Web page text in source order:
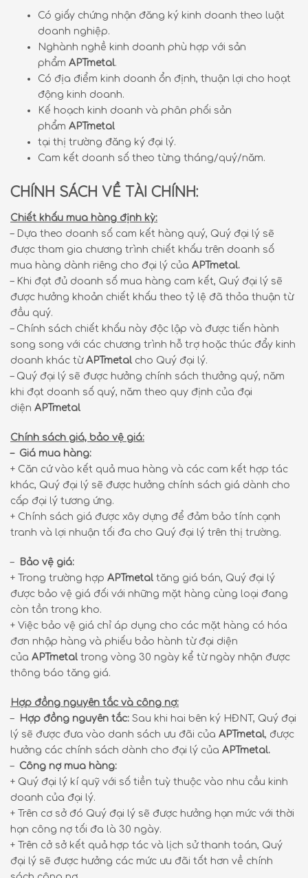
Có giấy chứng nhận đăng ký kinh doanh theo luật
doanh nghiệp.
Nghành nghề kinh doanh phù hợp với sản
phẩm APTmetal.
Có địa điểm kinh doanh ổn định, thuận lợi cho hoạt
động kinh doanh.
Kế hoạch kinh doanh và phân phối sản
phẩm APTmetal
tại thị trường đăng ký đại lý.
Cam kết doanh số theo từng tháng/quý/năm.
CHÍNH SÁCH VỀ TÀI CHÍNH:
Chiết khấu mua hàng định kỳ:
– Dựa theo doanh số cam kết hàng quý, Quý đại lý sẽ
được tham gia chương trình chiết khấu trên doanh số
mua hàng dành riêng cho đại lý của APTmetal.
– Khi đạt đủ doanh số mua hàng cam kết, Quý đại lý sẽ
được hưởng khoản chiết khấu theo tỷ lệ đã thỏa thuận từ
đầu quý.
– Chính sách chiết khấu này độc lập và được tiến hành
song song với các chương trình hỗ trợ hoặc thúc đẩy kinh
doanh khác từ APTmetal cho Quý đại lý.
– Quý đại lý sẽ được hưởng chính sách thưởng quý, năm
khi đạt doanh số quý, năm theo quy định của đại
diện APTmetal
Chính sách giá, bảo vệ giá:
– Giá mua hàng:
+ Căn cứ vào kết quả mua hàng và các cam kết hợp tác
khác, Quý đại lý sẽ được hưởng chính sách giá dành cho
cấp đại lý tương ứng.
+ Chính sách giá được xây dựng để đảm bảo tính cạnh
tranh và lợi nhuận tối đa cho Quý đại lý trên thị trường.
–
Bảo vệ giá:
+ Trong trường hợp APTmetal tăng giá bán, Quý đại lý
được bảo vệ giá đối với những mặt hàng cùng loại đang
còn tồn trong kho.
+ Việc bảo vệ giá chỉ áp dụng cho các mặt hàng có hóa
đơn nhập hàng và phiếu bảo hành từ đại diện
của APTmetal trong vòng 30 ngày kể từ ngày nhận được
thông báo tăng giá.
Hợp đồng nguyên tắc và công nợ:
–
Hợp đồng nguyên tắc: Sau khi hai bên ký HĐNT, Quý đại
lý sẽ được đưa vào danh sách ưu đãi của APTmetal, được
hưởng các chính sách dành cho đại lý của APTmetal.
– Công nợ mua hàng:
+ Quý đại lý kí quỹ với số tiền tuỳ thuộc vào nhu cầu kinh
doanh của đại lý.
+ Trên cơ sở đó Quý đại lý sẽ được hưởng hạn mức với thời
hạn công nợ tối đa là 30 ngày.
+ Trên cở sở kết quả hợp tác và lịch sử thanh toán, Quý
đại lý sẽ được hưởng các mức ưu đãi tốt hơn về chính